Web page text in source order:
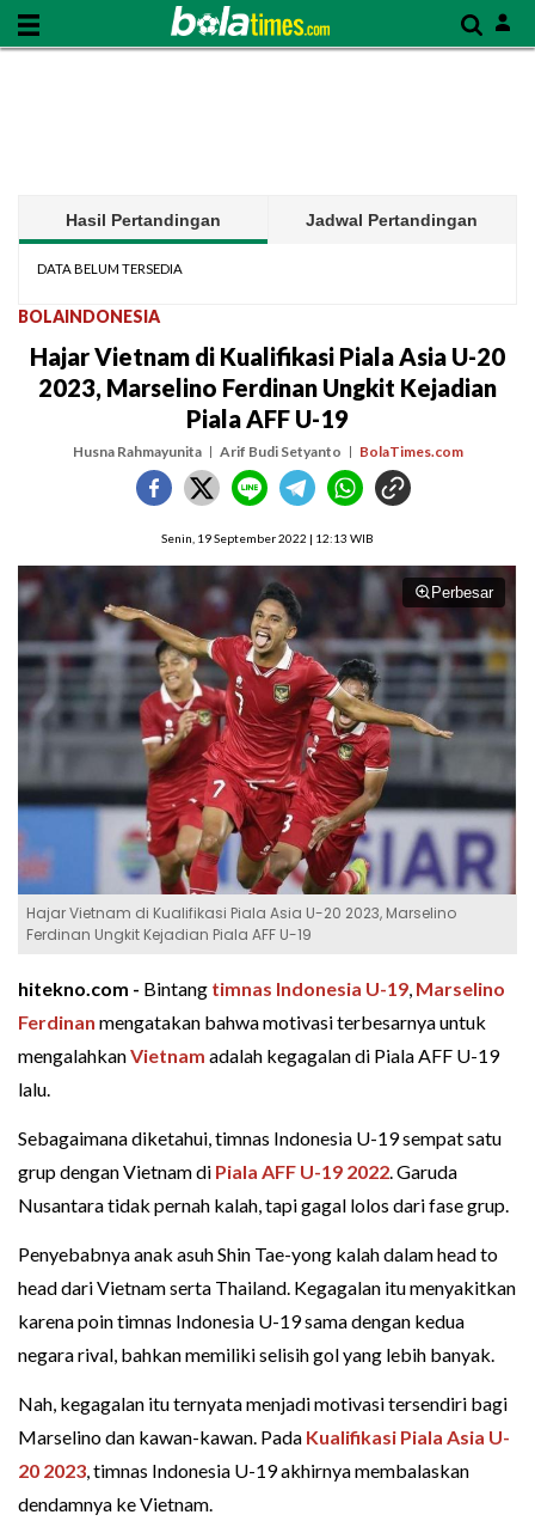
Hasil Pertandingan Jadwal Pertandingan
DATA BELUM TERSEDIA
BOLAINDONESIA
Hajar Vietnam di Kualifikasi Piala Asia U-20
2023, Marselino Ferdinan Ungkit Kejadian
Piala AFF U-19
Husna Rahmayunita Arif Budi Setyanto BolaTimes.com
Senin, 19 September 2022 | 12:13 WIB
Perbesar
Hajar Vietnam di Kualifikasi Piala Asia U-20 2023, Marselino
Ferdinan Ungkit Kejadian Piala AFF U-19
hitekno.com - Bintang timnas Indonesia U-19, Marselino
Ferdinan mengatakan bahwa motivasi terbesarnya untuk
mengalahkanVietnam adalah kegagalan di Piala AFF U-19
lalu.
Sebagaimana diketahui, timnas Indonesia U-19 sempat satu
grup dengan Vietnam di Piala AFF U-19 2022. Garuda
Nusantara tidak pernah kalah, tapi gagal lolos dari fase grup.
Penyebabnya anak asuh Shin Tae-yong kalah dalam head to
head dari Vietnam serta Thailand. Kegagalan itu menyakitkan
karena poin timnas Indonesia U-19 sama dengan kedua
negara rival, bahkan memiliki selisih gol yang lebih banyak.
Nah, kegagalan itu ternyata menjadi motivasi tersendiri bagi
Marselino dan kawan-kawan. Pada Kualifikasi Piala Asia U-
20 2023, timnas Indonesia U-19 akhirnya membalaskan
dendamnya ke Vietnam.